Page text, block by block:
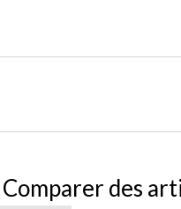
Comparer des